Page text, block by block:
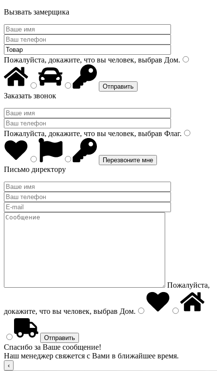
Вызвать замерщика
Пожалуйста, докажите, что вы человек, выбрав Дом.
Заказать звонок
Пожалуйста, докажите, что вы человек, выбрав Флаг.
Письмо директору
Пожалуйста,
докажите, что вы человек, выбрав Дом.
Спасибо за Ваше сообщение!
Наш менеджер свяжется с Вами в ближайшее время.